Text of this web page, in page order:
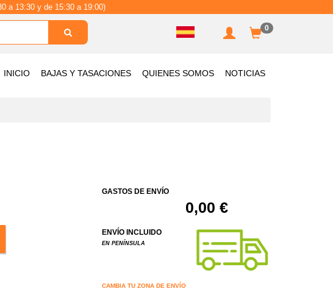
a 13:30 y de 15:30 a 19:00)
0
INICIO BAJAS Y TASACIONES QUIENES SOMOS NOTICIAS
GASTOS DE ENVÍO
0,00 €
ENVÍO INCLUIDO
EN PENÍNSULA
CAMBIA TU ZONA DE ENVÍO